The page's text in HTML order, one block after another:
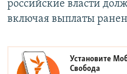
российские власти
включая выплаты
Установите
Свобода